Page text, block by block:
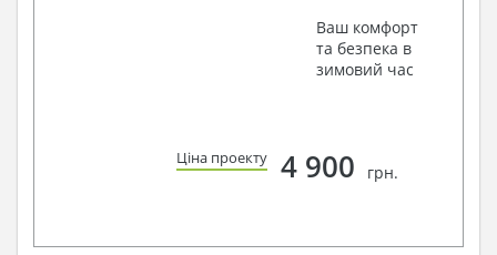
Ваш комфорт
та безпека в
зимовий час
Ціна проекту 4 900 грн.